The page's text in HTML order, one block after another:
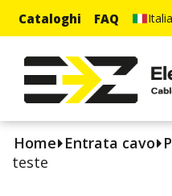
Cataloghi FAQ
Home Entrata cavo
teste